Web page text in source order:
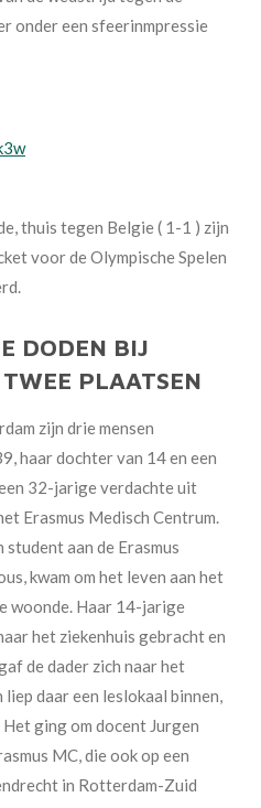
onder een sfeerinmpressie
thuis tegen Belgie ( 1-1 ) zijn
voor de Olympische Spelen
DODEN BIJ
PLAATSEN
zijn drie mensen
haar dochter van 14 en een
32-jarige verdachte uit
Erasmus Medisch Centrum.
student aan de Erasmus
kwam om het leven aan het
woonde. Haar 14-jarige
het ziekenhuis gebracht en
de dader zich naar het
liep daar een leslokaal binnen,
ging om docent Jurgen
MC, die ook op een
in Rotterdam-Zuid